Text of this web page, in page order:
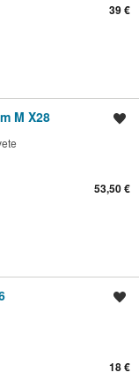
39 €
M X28
53,50 €
18 €